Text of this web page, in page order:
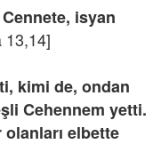
isyan
13,14]
kimi de, ondan
Cehennem yetti.
elbette